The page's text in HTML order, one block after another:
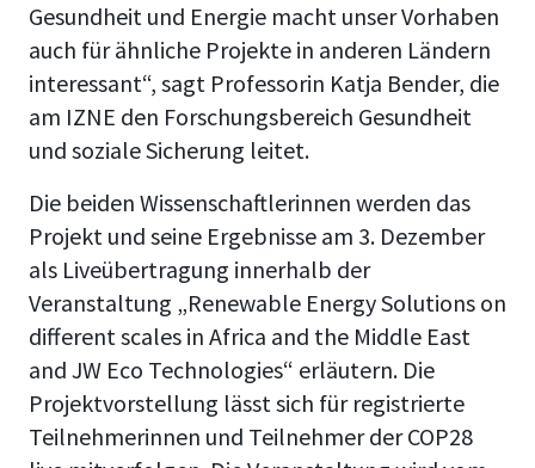
Gesundheit und Energie macht unser Vorhaben
auch für ähnliche Projekte in anderen Ländern
interessant“, sagt Professorin Katja Bender, die
am IZNE den Forschungsbereich Gesundheit
und soziale Sicherung leitet.
Die beiden Wissenschaftlerinnen werden das
Projekt und seine Ergebnisse am 3. Dezember
als Liveübertragung innerhalb der
Veranstaltung „Renewable Energy Solutions on
different scales in Africa and the Middle East
and JW Eco Technologies“ erläutern. Die
Projektvorstellung lässt sich für registrierte
Teilnehmerinnen und Teilnehmer der COP28